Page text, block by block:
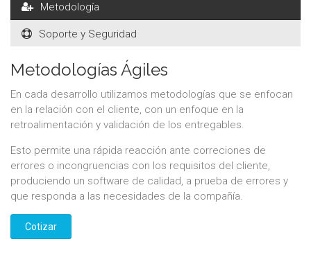
Metodología
Soporte y Seguridad
Metodologías Ágiles
En cada desarrollo utilizamos metodologías que se enfocan
en la relación con el cliente, con un enfoque en la
retroalimentación y validación de los entregables.
Esto permite una rápida reacción ante correciones de
errores o incongruencias con los requisitos del cliente,
produciendo un software de calidad, a prueba de errores y
que responda a las necesidades de la compañía.
Cotizar